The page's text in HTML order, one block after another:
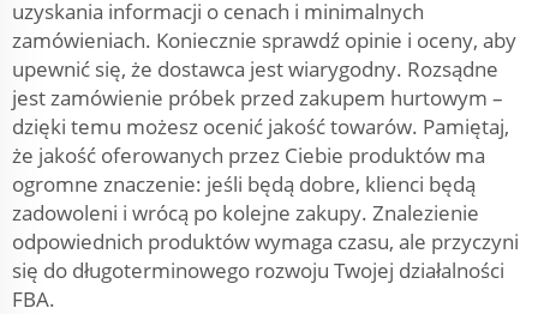
uzyskania informacji o cenach i minimalnych
zamówieniach. Koniecznie sprawdź opinie i oceny, aby
upewnić się, że dostawca jest wiarygodny. Rozsądne
jest zamówienie próbek przed zakupem hurtowym –
dzięki temu możesz ocenić jakość towarów. Pamiętaj,
że jakość oferowanych przez Ciebie produktów ma
ogromne znaczenie: jeśli będą dobre, klienci będą
zadowoleni i wrócą po kolejne zakupy. Znalezienie
odpowiednich produktów wymaga czasu, ale przyczyni
się do długoterminowego rozwoju Twojej działalności
FBA.